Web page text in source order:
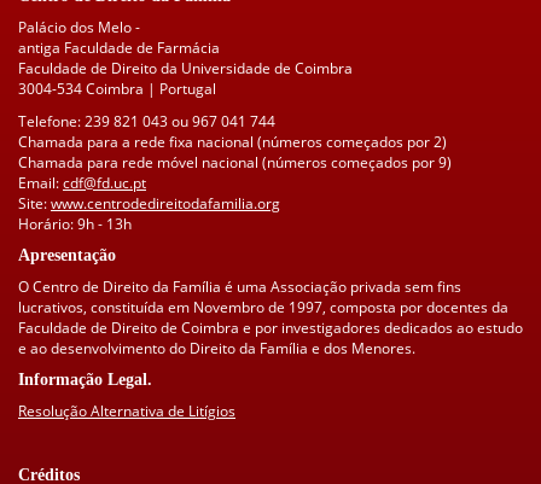
Palácio dos Melo -
antiga Faculdade de Farmácia
Faculdade de Direito da Universidade de Coimbra
3004-534 Coimbra | Portugal
Telefone: 239 821 043 ou 967 041 744
Chamada para a rede fixa nacional (números começados por 2)
Chamada para rede móvel nacional (números começados por 9)
Email:cdf@fd.uc.pt
Site:www.centrodedireitodafamilia.org
Horário: 9h - 13h
Apresentação
O Centro de Direito da Família é uma Associação privada sem fins
lucrativos, constituída em Novembro de 1997, composta por docentes da
Faculdade de Direito de Coimbra e por investigadores dedicados ao estudo
e ao desenvolvimento do Direito da Família e dos Menores.
Informação Legal.
Resolução Alternativa de Litígios
Créditos